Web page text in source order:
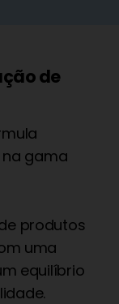
de
gama
produtos
uma
equilíbrio